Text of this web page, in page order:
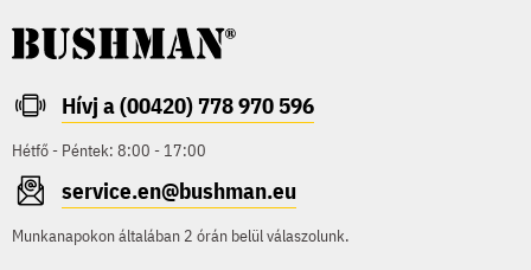
Hívj a (00420) 778 970 596
Hétfő - Péntek: 8:00 - 17:00
service.en@bushman.eu
Munkanapokon általában 2 órán belül válaszolunk.